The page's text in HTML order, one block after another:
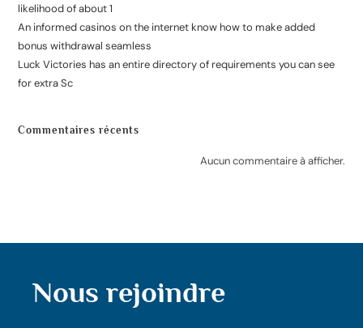
likelihood of about 1
An informed casinos on the internet know how to make added
bonus withdrawal seamless
Luck Victories has an entire directory of requirements you can see
for extra Sc
Commentaires récents
Aucun commentaire à afficher.
Nous rejoindre